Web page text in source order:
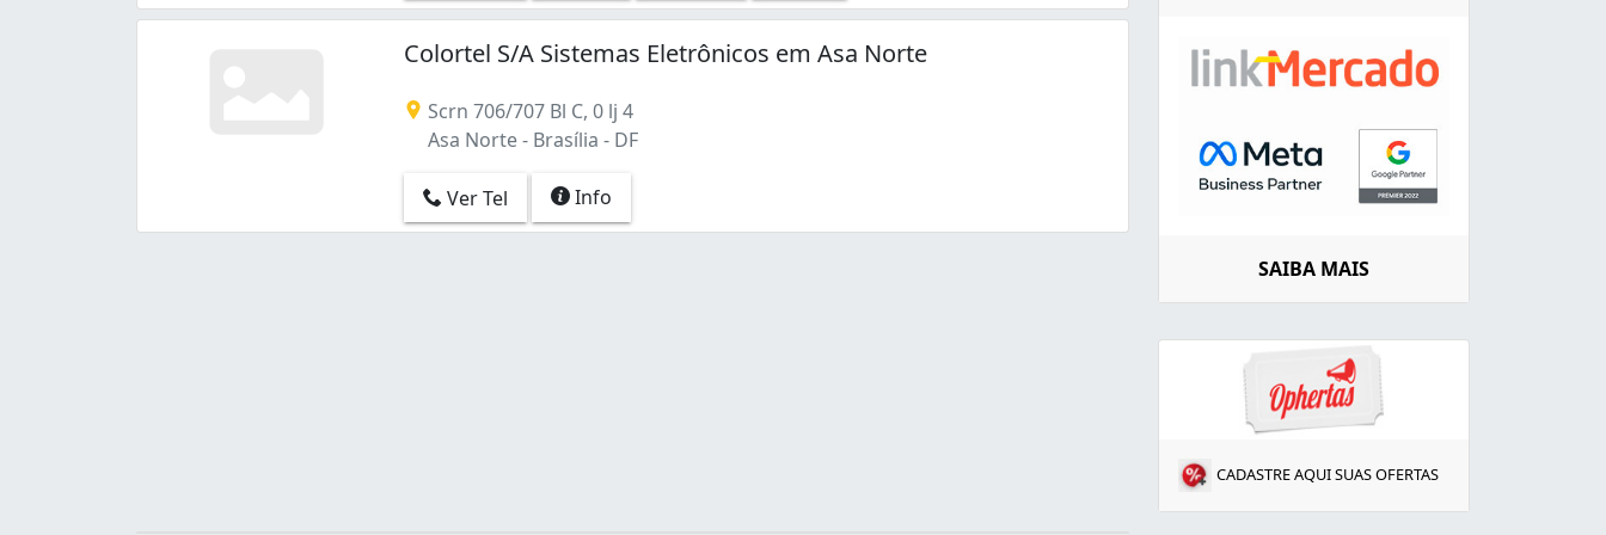
Colortel S/A Sistemas Eletrônicos em Asa Norte
Scrn 706/707 Bl C, 0 lj 4
Asa Norte - Brasília - DF
Ver Tel Info
SAIBA MAIS
CADASTRE AQUI SUAS OFERTAS